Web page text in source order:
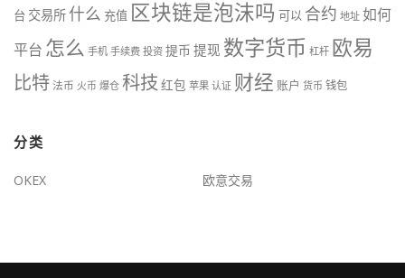
台 交易所 什么 充值 区块链是泡沫吗 可以 合约 地址 如何
平台 怎么 手机 手续费 投资 提币 提现 数字货币 杠杆 欧易
比特法币 火币 爆仓 科技 红包 苹果 认证 财经 账户 货币 钱包
分类
OKEX 欧意交易